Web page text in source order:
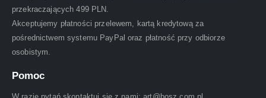
przekraczających 499 PLN.
Akceptujemy płatności przelewem, kartą kredytową za
pośrednictwem systemu PayPal oraz płatność przy odbiorze
osobistym.
Pomoc